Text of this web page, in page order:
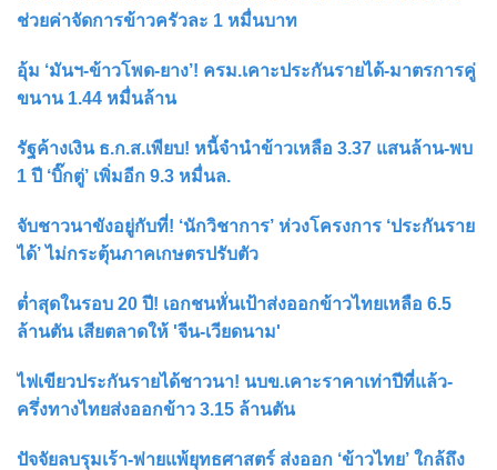
ช่วยค่าจัดการข้าวครัวละ 1 หมื่นบาท
อุ้ม ‘มันฯ-ข้าวโพด-ยาง’! ครม.เคาะประกันรายได้-มาตรการคู่
ขนาน 1.44 หมื่นล้าน
รัฐค้างเงิน ธ.ก.ส.เพียบ! หนี้จำนำข้าวเหลือ 3.37 แสนล้าน-พบ
1 ปี ‘บิ๊กตู่’ เพิ่มอีก 9.3 หมื่นล.
จับชาวนาขังอยู่กับที่! ‘นักวิชาการ’ ห่วงโครงการ ‘ประกันราย
ได้’ ไม่กระตุ้นภาคเกษตรปรับตัว
ต่ำสุดในรอบ 20 ปี! เอกชนหั่นเป้าส่งออกข้าวไทยเหลือ 6.5
ล้านตัน เสียตลาดให้ 'จีน-เวียดนาม'
ไฟเขียวประกันรายได้ชาวนา! นบข.เคาะราคาเท่าปีที่แล้ว-
ครึ่งทางไทยส่งออกข้าว 3.15 ล้านตัน
ปัจจัยลบรุมเร้า-พ่ายแพ้ยุทธศาสตร์ ส่งออก ‘ข้าวไทย’ ใกล้ถึง